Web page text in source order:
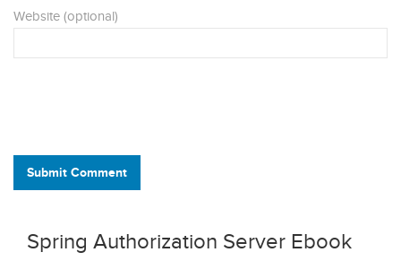
Website (optional)
Submit Comment
Spring Authorization Server Ebook